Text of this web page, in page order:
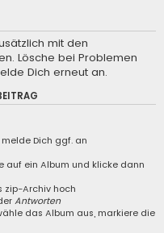
mit den
Lösche bei Problemen
Dich erneut an.
Dich ggf. an
auf ein Album und klicke dann
zip-Archiv hoch
Antworten
das Album aus, markiere die